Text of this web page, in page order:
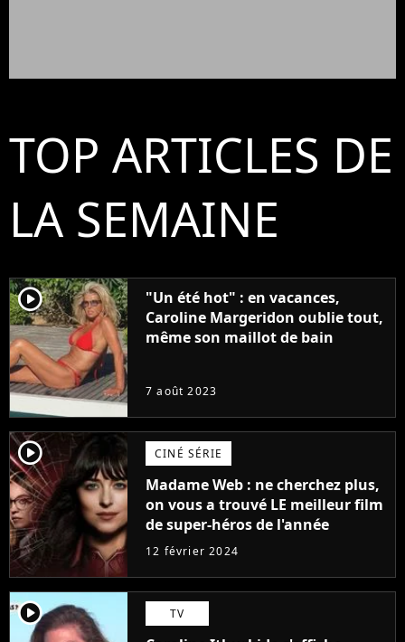
TOP ARTICLES DE
LA SEMAINE
player2
"Un été hot" : en vacances,
Caroline Margeridon oublie tout,
même son maillot de bain
7 août 2023
player2 CINÉ SÉRIE
Madame Web : ne cherchez plus,
on vous a trouvé LE meilleur film
de super-héros de l'année
12 février 2024
player2 TV